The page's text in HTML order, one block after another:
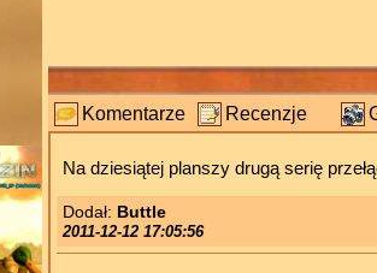
Komentarze Recenzje
Na dziesiątej planszy drugą serię
Dodał: Buttle
2011-12-12 17:05:56